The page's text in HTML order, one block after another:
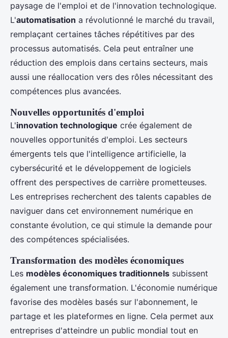
paysage de l'emploi et de l'innovation technologique.
L'automatisation a révolutionné le marché du travail,
remplaçant certaines tâches répétitives par des
processus automatisés. Cela peut entraîner une
réduction des emplois dans certains secteurs, mais
aussi une réallocation vers des rôles nécessitant des
compétences plus avancées.
Nouvelles opportunités d'emploi
L'innovation technologique crée également de
nouvelles opportunités d'emploi. Les secteurs
émergents tels que l'intelligence artificielle, la
cybersécurité et le développement de logiciels
offrent des perspectives de carrière prometteuses.
Les entreprises recherchent des talents capables de
naviguer dans cet environnement numérique en
constante évolution, ce qui stimule la demande pour
des compétences spécialisées.
Transformation des modèles économiques
Les modèles économiques traditionnels subissent
également une transformation. L'économie numérique
favorise des modèles basés sur l'abonnement, le
partage et les plateformes en ligne. Cela permet aux
entreprises d'atteindre un public mondial tout en